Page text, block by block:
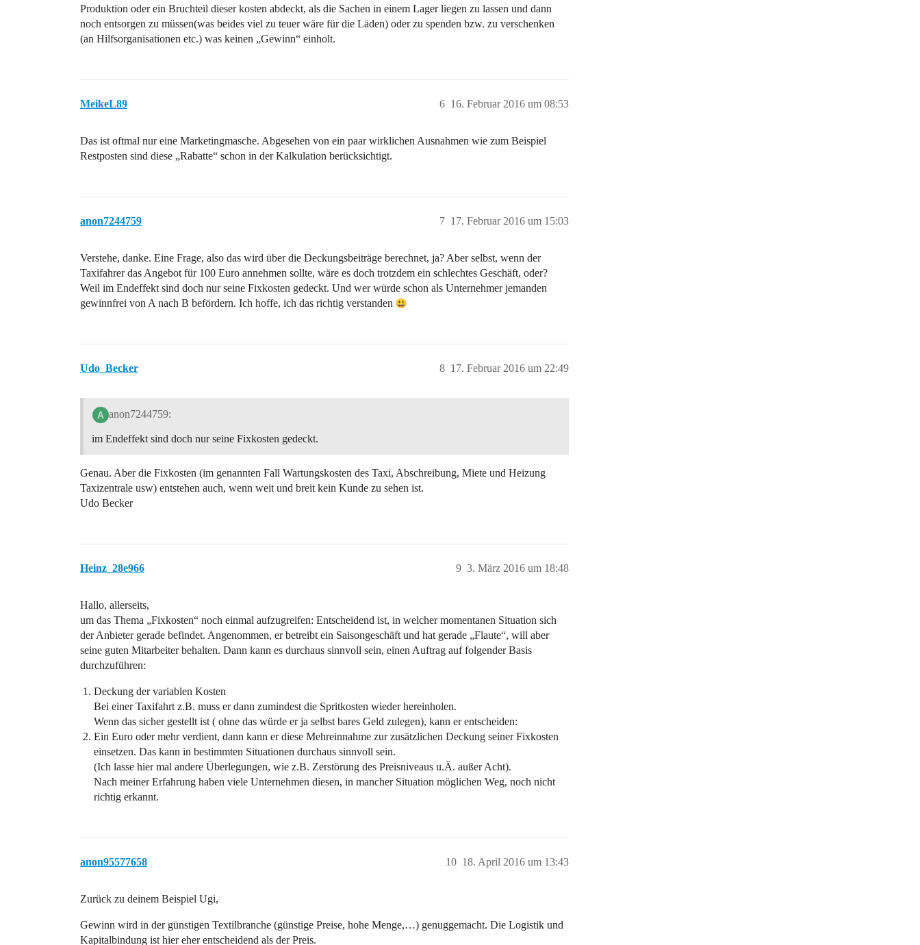
Produktion oder ein Bruchteil dieser kosten abdeckt, als die Sachen in einem Lager liegen zu lassen und dann
noch entsorgen zu müssen(was beides viel zu teuer wäre für die Läden) oder zu spenden bzw. zu verschenken
(an Hilfsorganisationen etc.) was keinen „Gewinn“ einholt.
MeikeL89 16. Februar 2016 um 08:53
6
Das ist oftmal nur eine Marketingmasche. Abgesehen von ein paar wirklichen Ausnahmen wie zum Beispiel
Restposten sind diese „Rabatte“ schon in der Kalkulation berücksichtigt.
anon7244759 17. Februar 2016 um 15:03
7
Verstehe, danke. Eine Frage, also das wird über die Deckungsbeiträge berechnet, ja? Aber selbst, wenn der
Taxifahrer das Angebot für 100 Euro annehmen sollte, wäre es doch trotzdem ein schlechtes Geschäft, oder?
Weil im Endeffekt sind doch nur seine Fixkosten gedeckt. Und wer würde schon als Unternehmer jemanden
gewinnfrei von A nach B befördern. Ich hoffe, ich das richtig verstanden
Udo_Becker 17. Februar 2016 um 22:49
8
anon7244759:
im Endeffekt sind doch nur seine Fixkosten gedeckt.
Genau. Aber die Fixkosten (im genannten Fall Wartungskosten des Taxi, Abschreibung, Miete und Heizung
Taxizentrale usw) entstehen auch, wenn weit und breit kein Kunde zu sehen ist.
Udo Becker
Heinz_28e966 3. März 2016 um 18:48
9
Hallo, allerseits,
um das Thema „Fixkosten“ noch einmal aufzugreifen: Entscheidend ist, in welcher momentanen Situation sich
der Anbieter gerade befindet. Angenommen, er betreibt ein Saisongeschäft und hat gerade „Flaute“, will aber
seine guten Mitarbeiter behalten. Dann kann es durchaus sinnvoll sein, einen Auftrag auf folgender Basis
durchzuführen:
Deckung der variablen Kosten
Bei einer Taxifahrt z.B. muss er dann zumindest die Spritkosten wieder hereinholen.
Wenn das sicher gestellt ist ( ohne das würde er ja selbst bares Geld zulegen), kann er entscheiden:
Ein Euro oder mehr verdient, dann kann er diese Mehreinnahme zur zusätzlichen Deckung seiner Fixkosten
einsetzen. Das kann in bestimmten Situationen durchaus sinnvoll sein.
(Ich lasse hier mal andere Überlegungen, wie z.B. Zerstörung des Preisniveaus u.Ä. außer Acht).
Nach meiner Erfahrung haben viele Unternehmen diesen, in mancher Situation möglichen Weg, noch nicht
richtig erkannt.
anon95577658 18. April 2016 um 13:43
10
Zurück zu deinem Beispiel Ugi,
Gewinn wird in der günstigen Textilbranche (günstige Preise, hohe Menge,…) genuggemacht. Die Logistik und
Kapitalbindung ist hier eher entscheidend als der Preis.